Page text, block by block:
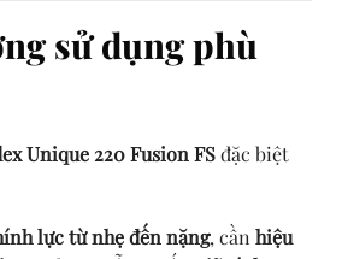
sử dụng phù
Unique 220 Fusion FSđặc biệt
lực từ nhẹ đến nặng, cần hiệu